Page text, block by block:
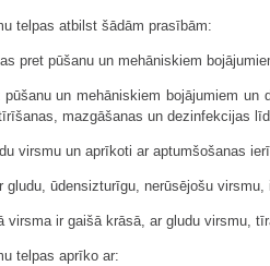
telpas atbilst šādām prasībām:
pret pūšanu un mehāniskiem
un mehāniskiem bojājumiem
mazgāšanas un dezinfekcijas
virsmu un aprīkoti ar aptumšošanas
ūdensizturīgu, nerūsējošu
virsma ir gaišā krāsā, ar gludu virsmu,
telpas aprīko ar: